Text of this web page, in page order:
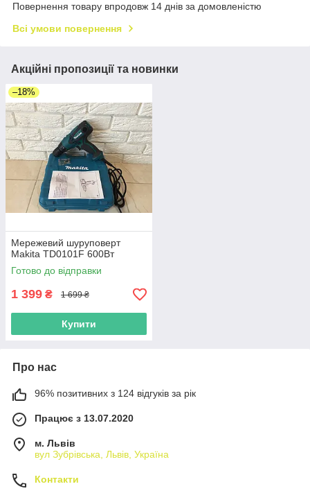
Повернення товару впродовж 14 днів за домовленістю
Всі умови повернення
Акційні пропозиції та новинки
–18%
Мережевий шуруповерт
Makita TD0101F 600Вт
Готово до відправки
1 399 ₴ 1 699 ₴
Купити
Про нас
96% позитивних з 124 відгуків за рік
Працює з 13.07.2020
м. Львів
вул Зубрівська, Львів, Україна
Контакти